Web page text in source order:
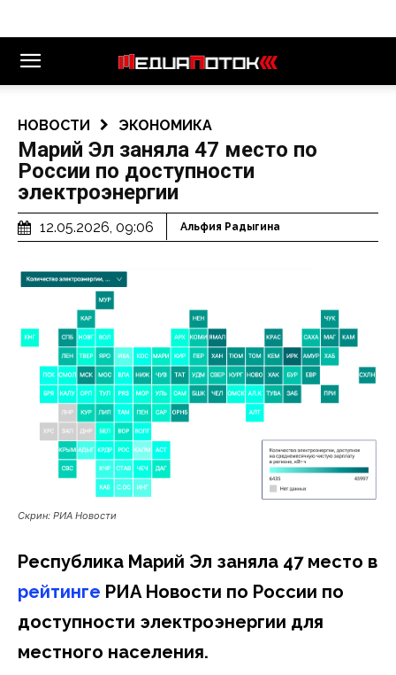
НОВОСТИ ЭКОНОМИКА
Марий Эл заняла 47 место по
России по доступности
электроэнергии
12.05.2026, 09:06 Альфия Радыгина
Скрин: РИА Новости
Республика Марий Эл заняла 47 место в
рейтинге РИА Новости по России по
доступности электроэнергии для
местного населения.